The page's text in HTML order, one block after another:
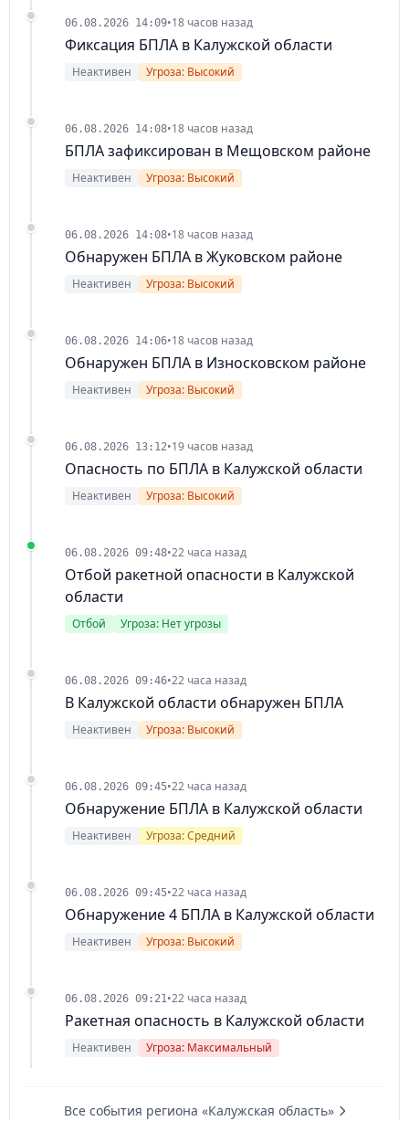
06.08.2026 14:09•18 часов назад
Фиксация БПЛА в Калужской области
Неактивен Угроза: Высокий
06.08.2026 14:08•18 часов назад
БПЛА зафиксирован в Мещовском районе
Неактивен Угроза: Высокий
06.08.2026 14:08•18 часов назад
Обнаружен БПЛА в Жуковском районе
Неактивен Угроза: Высокий
06.08.2026 14:06•18 часов назад
Обнаружен БПЛА в Износковском районе
Неактивен Угроза: Высокий
06.08.2026 13:12•19 часов назад
Опасность по БПЛА в Калужской области
Неактивен Угроза: Высокий
06.08.2026 09:48•22 часа назад
Отбой ракетной опасности в Калужской
области
Отбой Угроза: Нет угрозы
06.08.2026 09:46•22 часа назад
В Калужской области обнаружен БПЛА
Неактивен Угроза: Высокий
06.08.2026 09:45•22 часа назад
Обнаружение БПЛА в Калужской области
Неактивен Угроза: Средний
06.08.2026 09:45•22 часа назад
Обнаружение 4 БПЛА в Калужской области
Неактивен Угроза: Высокий
06.08.2026 09:21•22 часа назад
Ракетная опасность в Калужской области
Неактивен Угроза: Максимальный
Все события региона «Калужская область»